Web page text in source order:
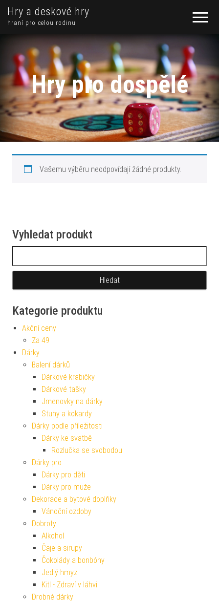
Hry a deskové hry
hraní pro celou rodinu
Hry pro dospělé
Vašemu výběru neodpovídají žádné produkty.
Vyhledat produkt
Kategorie produktu
Akční ceny
Za 49
Dárky
Balení dárků
Dárkové krabičky
Dárkové tašky
Jmenovky na dárky
Stuhy a kokardy
Dárky podle příležitosti
Dárky ke svatbě
Rozlučka se svobodou
Dárky pro
Dárky pro děti
Dárky pro muže
Dekorace a bytové doplňky
Vánoční ozdoby
Dobroty
Alkohol
Čaje a sirupy
Čokolády a bonbóny
Jedlý hmyz
Kitl - Zdraví v láhvi
Drobné dárky